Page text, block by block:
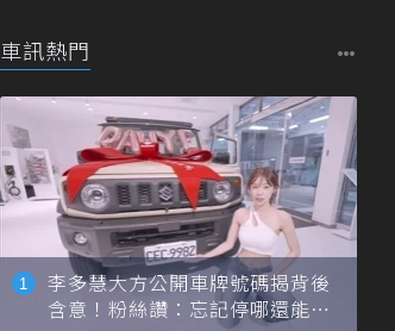
車訊熱門
李多慧大方公開車牌號碼揭背後
含意！粉絲讚：忘記停哪還能幫